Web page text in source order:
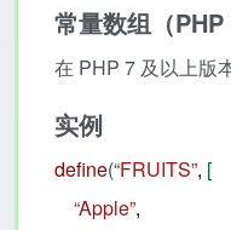
常量数组（PHP
在 PHP 7 及以上版
实例
define(“FRUITS”, [
“Apple”,